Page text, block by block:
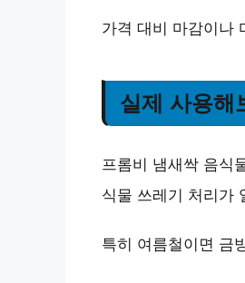
가격 대비 마감이나
실제 사용해
프롬비 냄새싹 음식
식물 쓰레기 처리가
특히 여름철이면 금